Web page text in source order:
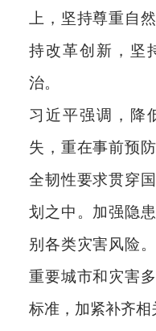
上，坚持尊重自
持改革创新，坚
治。
习近平强调，降
失，重在事前预
全韧性要求贯穿
划之中。加强隐
别各类灾害风险
重要城市和灾害
标准，加紧补齐相